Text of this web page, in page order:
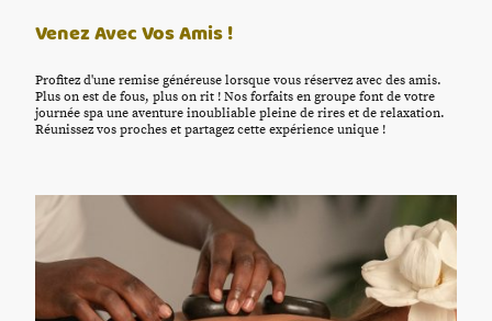
Venez Avec Vos Amis !
Profitez d'une remise généreuse lorsque vous réservez avec des amis.
Plus on est de fous, plus on rit ! Nos forfaits en groupe font de votre
journée spa une aventure inoubliable pleine de rires et de relaxation.
Réunissez vos proches et partagez cette expérience unique !